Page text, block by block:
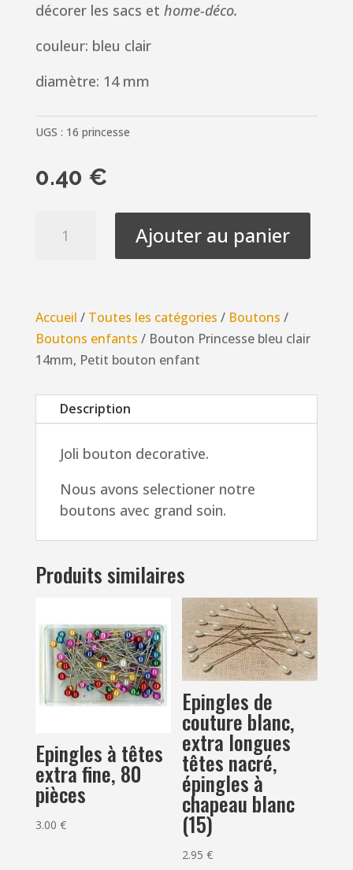
décorer les sacs et home-déco.
couleur: bleu clair
diamètre: 14 mm
UGS : 16 princesse
0.40 €
clair
14mm,
Petit
bouton
enfant
Ajouter au panier
Accueil / Toutes les catégories / Boutons /
Boutons enfants / Bouton Princesse bleu clair
14mm, Petit bouton enfant
Description
Joli bouton decorative.
Nous avons selectioner notre
boutons avec grand soin.
Produits similaires
Epingles à têtes
extra fine, 80
pièces
3.00 €
Epingles de
couture blanc,
extra longues
têtes nacré,
épingles à
chapeau blanc
(15)
2.95€